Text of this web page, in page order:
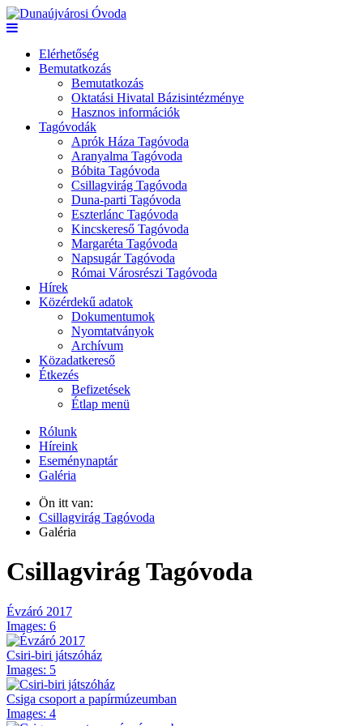
Elérhetőség
Bemutatkozás
Bemutatkozás
Oktatási Hivatal Bázisintézménye
Hasznos információk
Tagóvodák
Aprók Háza Tagóvoda
Aranyalma Tagóvoda
Bóbita Tagóvoda
Csillagvirág Tagóvoda
Duna-parti Tagóvoda
Eszterlánc Tagóvoda
Kincskereső Tagóvoda
Margaréta Tagóvoda
Napsugár Tagóvoda
Római Városrészi Tagóvoda
Hírek
Közérdekű adatok
Dokumentumok
Nyomtatványok
Archívum
Közadatkereső
Étkezés
Befizetések
Étlap menü
Rólunk
Híreink
Eseménynaptár
Galéria
Ön itt van:
Csillagvirág Tagóvoda
Galéria
Csillagvirág Tagóvoda
Évzáró 2017
Images: 6
Csiri-biri játszóház
Images: 5
Csiga csoport a papírmúzeumban
Images: 4